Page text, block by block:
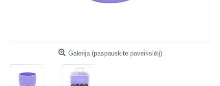
Galerija (paspauskite paveikslėlį)